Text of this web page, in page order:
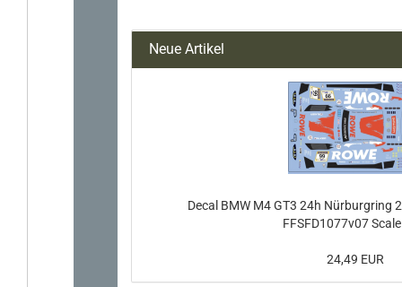
Neue Artikel
Decal BMW M4 GT3 24h Nürburgring
FFSFD1077v07
24,49 EUR